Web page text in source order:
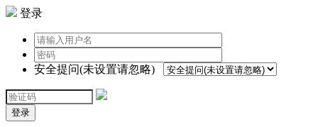
登录
安全提问(未设置请忽略)
登录